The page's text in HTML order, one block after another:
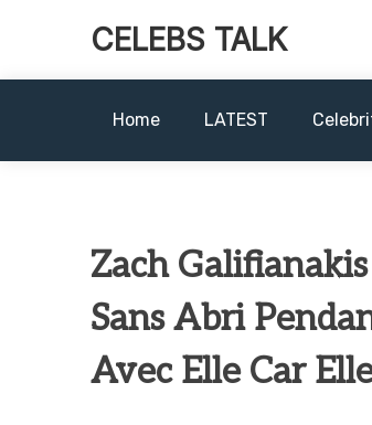
CELEBS TALK
Home LATEST
Zach
Sans Abri
Avec Elle Car